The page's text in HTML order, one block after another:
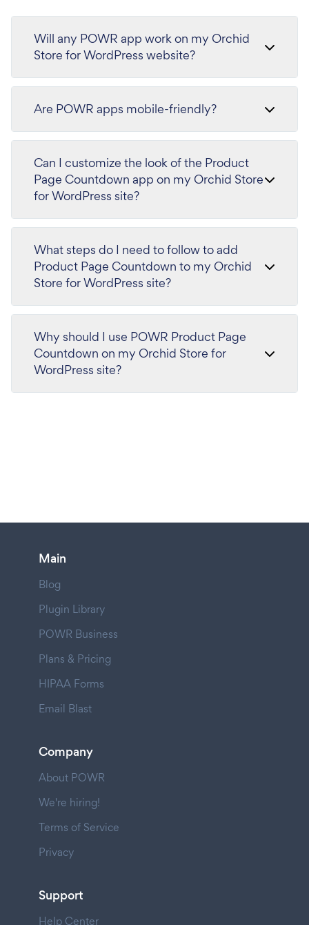
Will any POWR app work on my Orchid
Store for WordPress website?
Are POWR apps mobile-friendly?
Can I customize the look of the Product
Page Countdown app on my Orchid Store
for WordPress site?
What steps do I need to follow to add
Product Page Countdown to my Orchid
Store for WordPress site?
Why should I use POWR Product Page
Countdown on my Orchid Store for
WordPress site?
Main
Blog
Plugin Library
POWR Business
Plans & Pricing
HIPAA Forms
Email Blast
Company
About POWR
We're hiring!
Terms of Service
Privacy
Support
Help Center